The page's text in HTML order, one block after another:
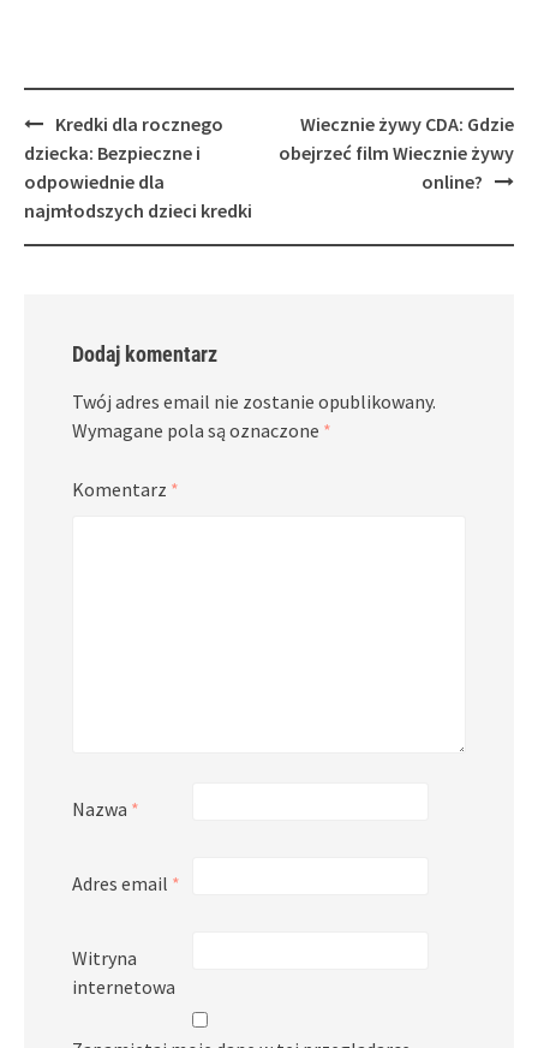
Post
navigation
Kredki dla rocznego
dziecka: Bezpieczne i
odpowiednie dla
najmłodszych dzieci kredki
Wiecznie żywy CDA: Gdzie
obejrzeć film Wiecznie żywy
online?
Dodaj komentarz
Twój adres email nie zostanie opublikowany.
Wymagane pola są oznaczone *
Komentarz *
Nazwa *
Adres email *
Witryna
internetowa